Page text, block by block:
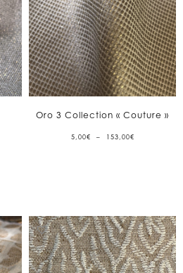
Oro 3 Collection « Couture »
5,00€ – 153,00€PLAGE
DE